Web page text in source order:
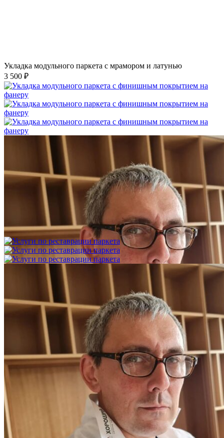
Укладка модульного паркета с мрамором и латунью
3 500 ₽
Укладка модульного паркета с финишным покрытием на
3 600 ₽
Услуги по реставрации паркета
1 500 ₽
Блог
Интересные статьи о паркете Coswick